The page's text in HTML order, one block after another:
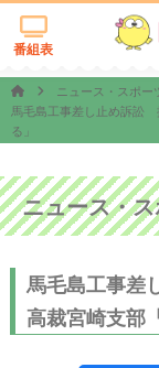
番組表
ニュース・スポー
馬毛島工事差し止め訴訟
る」
ニュース・
馬毛島工事
高裁宮崎支部